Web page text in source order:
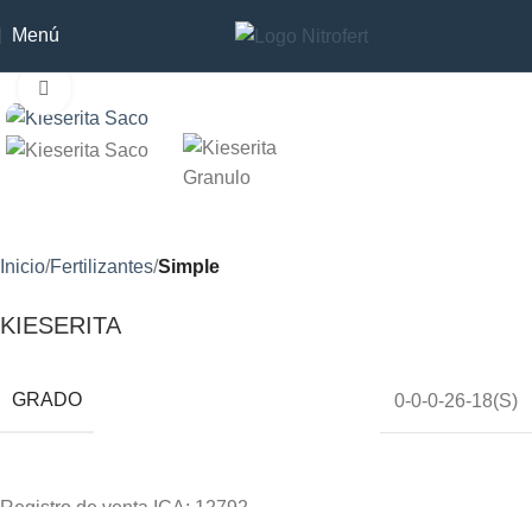
Menú
Inicio Fertilizantes Simple
KIESERITA
GRADO 0-0-0-26-18(S)